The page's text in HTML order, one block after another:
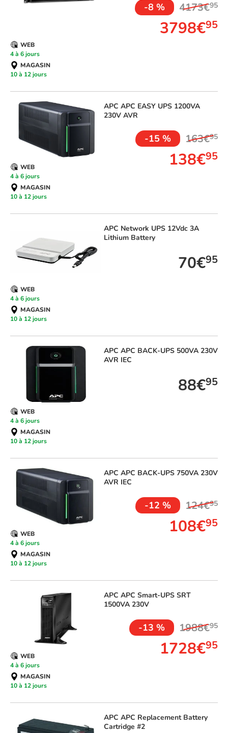
-8 % 4173€95
3798€95
WEB
4 à 6 jours
MAGASIN
10 à 12 jours
APC APC EASY UPS 1200VA
230V AVR
-15 % 163€95
138€95
WEB
4 à 6 jours
MAGASIN
10 à 12 jours
APC Network UPS 12Vdc 3A
Lithium Battery
70€95
WEB
4 à 6 jours
MAGASIN
10 à 12 jours
APC APC BACK-UPS 500VA 230V
AVR IEC
88€95
WEB
4 à 6 jours
MAGASIN
10 à 12 jours
APC APC BACK-UPS 750VA 230V
AVR IEC
-12 % 124€95
108€95
WEB
4 à 6 jours
MAGASIN
10 à 12 jours
APC APC Smart-UPS SRT
1500VA 230V
-13 % 1988€95
1728€95
WEB
4 à 6 jours
MAGASIN
10 à 12 jours
APC APC Replacement Battery
Cartridge #2